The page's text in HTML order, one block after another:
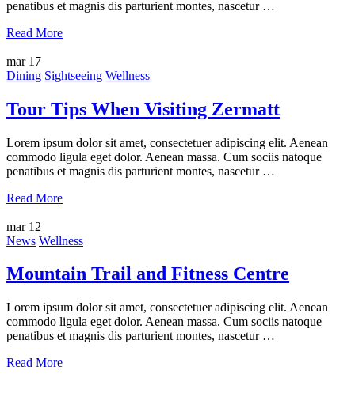
penatibus et magnis dis parturient montes, nascetur …
Read More
mar 17
Dining Sightseeing Wellness
Tour Tips When Visiting Zermatt
Lorem ipsum dolor sit amet, consectetuer adipiscing elit. Aenean
commodo ligula eget dolor. Aenean massa. Cum sociis natoque
penatibus et magnis dis parturient montes, nascetur …
Read More
mar 12
News Wellness
Mountain Trail and Fitness Centre
Lorem ipsum dolor sit amet, consectetuer adipiscing elit. Aenean
commodo ligula eget dolor. Aenean massa. Cum sociis natoque
penatibus et magnis dis parturient montes, nascetur …
Read More